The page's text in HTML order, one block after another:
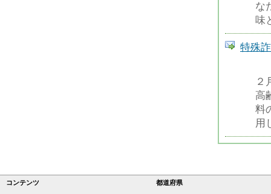
な
味
特殊
２
高
料
用
コンテンツ 都道府県